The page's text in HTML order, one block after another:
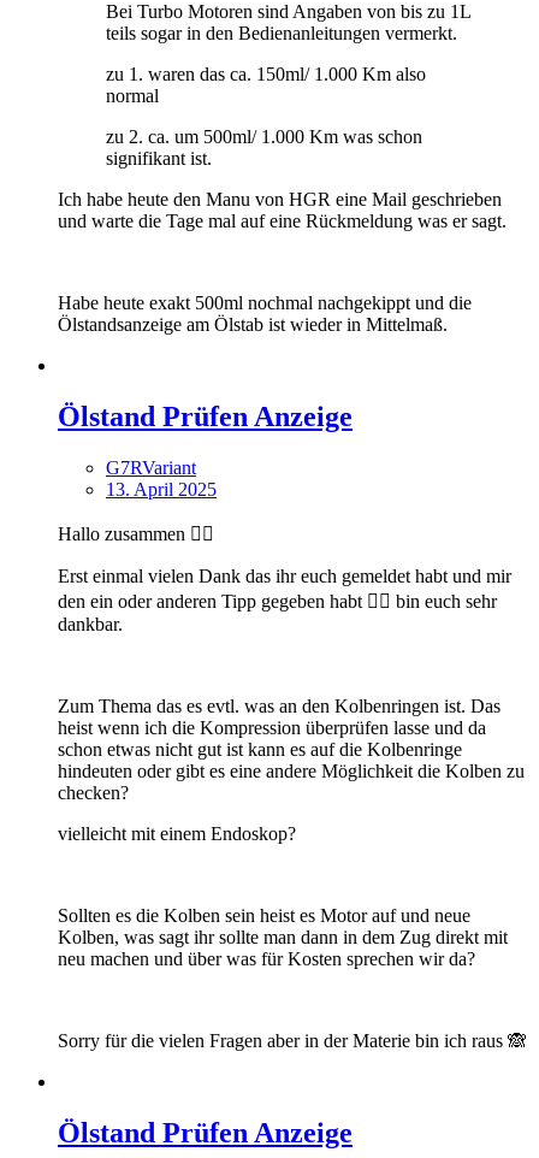
Bei Turbo Motoren sind Angaben von bis zu 1L
teils sogar in den Bedienanleitungen vermerkt.
zu 1. waren das ca. 150ml/ 1.000 Km also
normal
zu 2. ca. um 500ml/ 1.000 Km was schon
signifikant ist.
Ich habe heute den Manu von HGR eine Mail geschrieben
und warte die Tage mal auf eine Rückmeldung was er sagt.
Habe heute exakt 500ml nochmal nachgekippt und die
Ölstandsanzeige am Ölstab ist wieder in Mittelmaß.
Ölstand Prüfen Anzeige
G7RVariant
13. April 2025
Hallo zusammen ✌🏼
Erst einmal vielen Dank das ihr euch gemeldet habt und mir
den ein oder anderen Tipp gegeben habt 👍🏼 bin euch sehr
dankbar.
Zum Thema das es evtl. was an den Kolbenringen ist. Das
heist wenn ich die Kompression überprüfen lasse und da
schon etwas nicht gut ist kann es auf die Kolbenringe
hindeuten oder gibt es eine andere Möglichkeit die Kolben zu
checken?
vielleicht mit einem Endoskop?
Sollten es die Kolben sein heist es Motor auf und neue
Kolben, was sagt ihr sollte man dann in dem Zug direkt mit
neu machen und über was für Kosten sprechen wir da?
Sorry für die vielen Fragen aber in der Materie bin ich raus 🙈
Ölstand Prüfen Anzeige